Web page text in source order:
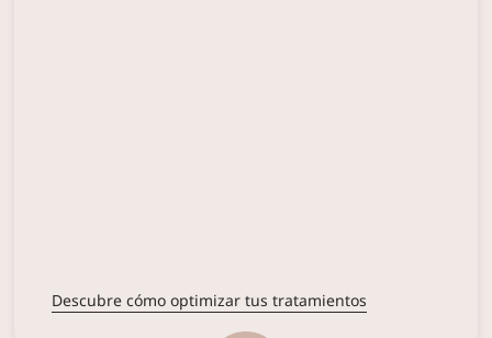
Descubre cómo optimizar tus tratamientos